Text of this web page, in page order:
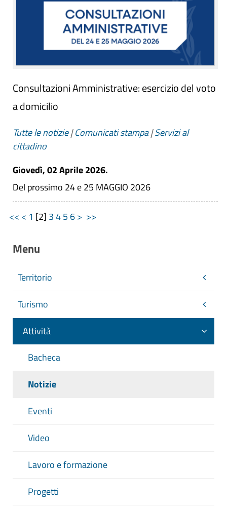
Consultazioni Amministrative: esercizio del voto
a domicilio
Tutte le notizie|Comunicati stampa|Servizi al
cittadino
Giovedì, 02 Aprile 2026.
Del prossimo 24 e 25 MAGGIO 2026
<< < 1 [2] 345 6> >>
Menu
Territorio
Turismo
Attività
Bacheca
Notizie
Eventi
Video
Lavoro e formazione
Progetti